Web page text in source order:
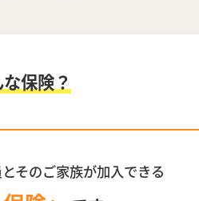
保険？
そのご家族が加入できる